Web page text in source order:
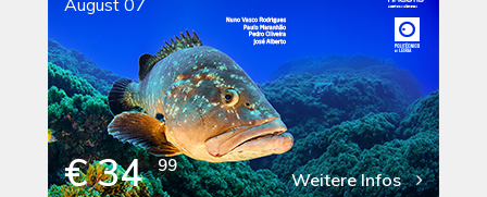
€ 34 99
Weitere Infos